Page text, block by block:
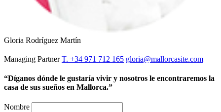
Gloria Rodríguez Martín
Managing Partner T. +34 971 712 165 gloria@mallorcasite.com
“Díganos dónde le gustaría vivir y nosotros le encontraremos la
casa de sus sueños en Mallorca.”
Nombre